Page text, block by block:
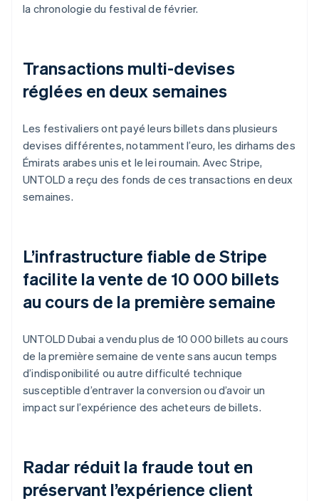
la chronologie du festival de février.
Transactions multi-devises
réglées en deux semaines
Les festivaliers ont payé leurs billets dans plusieurs
devises différentes, notamment l’euro, les dirhams des
Émirats arabes unis et le lei roumain. Avec Stripe,
UNTOLD a reçu des fonds de ces transactions en deux
semaines.
L’infrastructure fiable de Stripe
facilite la vente de 10 000 billets
au cours de la première semaine
UNTOLD Dubai a vendu plus de 10 000 billets au cours
de la première semaine de vente sans aucun temps
d’indisponibilité ou autre difficulté technique
susceptible d’entraver la conversion ou d’avoir un
impact sur l’expérience des acheteurs de billets.
Radar réduit la fraude tout en
préservant l’expérience client